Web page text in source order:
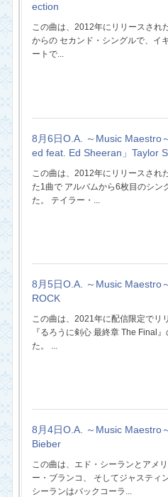
ection
この曲は、2012年にリリースされ
からの セカンド・シングルで、イ
ートで...
8月6日O.A. ～Music Maestro
ed feat. Ed Sheeran」Taylor
この曲は、2012年にリリースされ
た1曲で アルバムから6枚目のシン
た。 テイラー・...
8月5日O.A. ～Music Maestro
ROCK
この曲は、2021年に配信限定でリ
『るろうに剣心 最終章 The Final
た。 ...
8月4日O.A. ～Music Maestro
Bieber
この曲は、エド・シーランとアメ
ー・ブランコ、 そしてジャスティ
シーランはバックコーラ...